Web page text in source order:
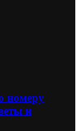
номеру
и